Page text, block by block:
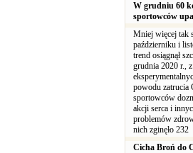
W grudniu 60
sportowców
Mniej więcej tak
październiku i
trend osiągnął
grudnia 2020 r.,
powodu
sportowców
akcji serca i
problemów
nich zginęło 232
Cicha Broń do